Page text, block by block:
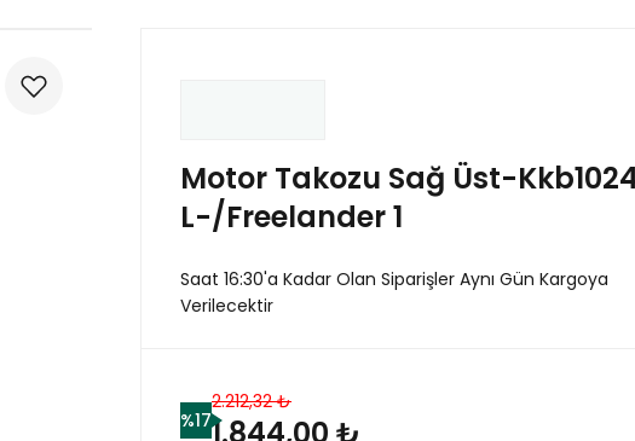
Motor Takozu Sağ Üst-
L-/Freelander 1
Saat 16:30'a Kadar Olan Siparişler Aynı Gün Kargoya
Verilecektir
%17
2.212,32 ₺